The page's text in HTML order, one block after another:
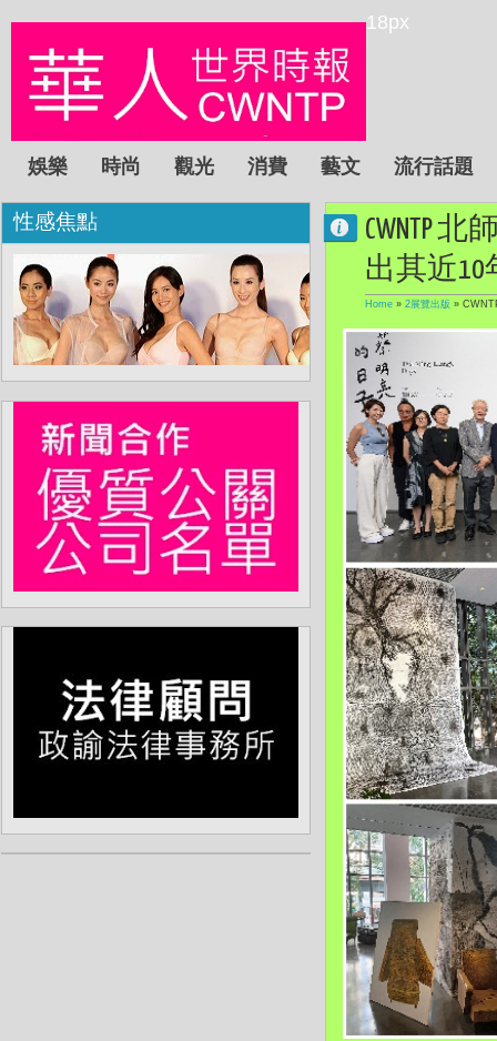
18px
娛樂 時尚 觀光 消費 藝文 流行話題
CWNTP
出其近
Home » 2展覽出版 »
性感焦點